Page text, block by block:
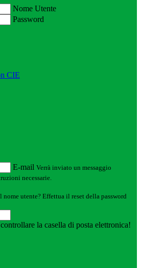
Nome Utente
Password
CIE
E-mail Verrà inviato un messaggio
necessarie.
nome utente? Effettua il reset della password
la casella di posta elettronica!